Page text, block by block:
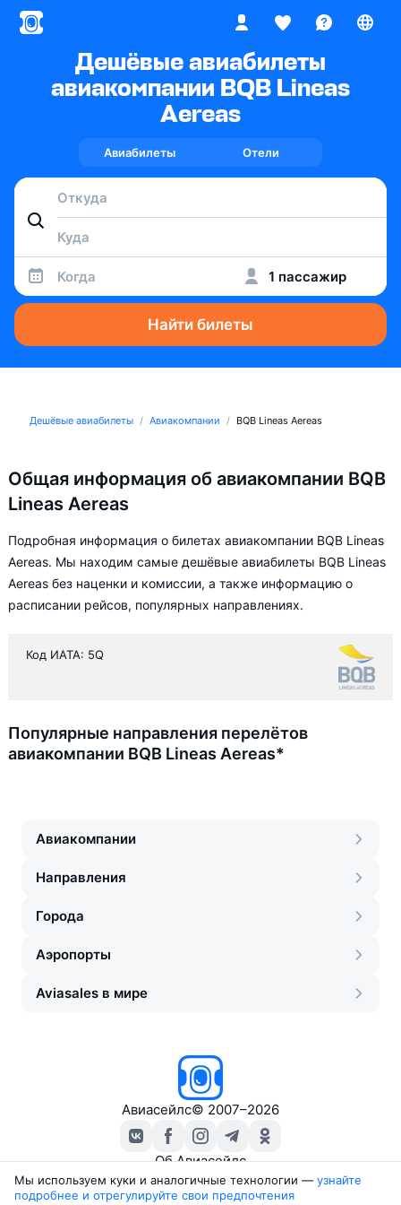
Дешёвые авиабилеты
авиакомпании BQB Lineas
Aereas
Авиабилеты Отели
Когда 1 пассажир
Найти билеты
Дешёвые авиабилеты Авиакомпании BQB Lineas Aereas
Общая информация об авиакомпании BQB
Lineas Aereas
Подробная информация о билетах авиакомпании BQB Lineas
Aereas. Мы находим самые дешёвые авиабилеты BQB Lineas
Aereas без наценки и комиссии, а также информацию о
расписании рейсов, популярных направлениях.
Код ИАТА: 5Q
Популярные направления перелётов
авиакомпании BQB Lineas Aereas*
Авиакомпании
Направления
Города
Аэропорты
Aviasales в мире
Авиасейлс© 2007–2026
Об Авиасейлс
Пресс‑центр
Travelpayouts
Мы используем куки и аналогичные технологии — узнайте
подробнее и отрегулируйте свои предпочтения